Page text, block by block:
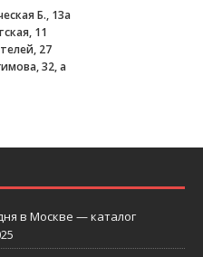
Б., 13а
11
27
32, а
в Москве — каталог